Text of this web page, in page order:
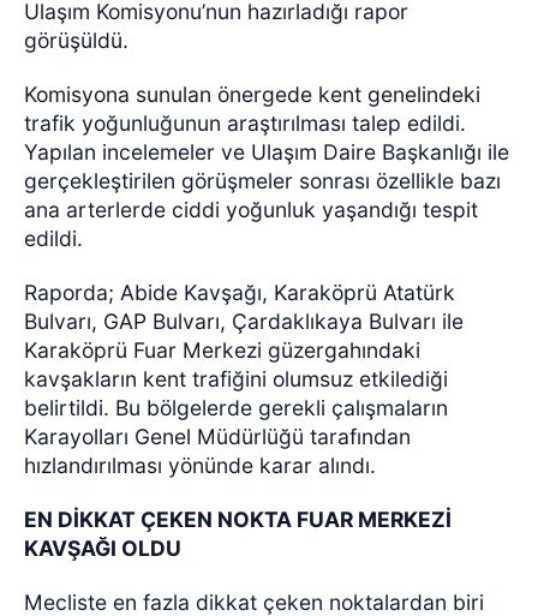
Ulaşım Komisyonu’nun hazırladığı rapor
görüşüldü.
Komisyona sunulan önergede kent genelindeki
trafik yoğunluğunun araştırılması talep edildi.
Yapılan incelemeler ve Ulaşım Daire Başkanlığı ile
gerçekleştirilen görüşmeler sonrası özellikle bazı
ana arterlerde ciddi yoğunluk yaşandığı tespit
edildi.
Raporda; Abide Kavşağı, Karaköprü Atatürk
Bulvarı, GAP Bulvarı, Çardaklıkaya Bulvarı ile
Karaköprü Fuar Merkezi güzergahındaki
kavşakların kent trafiğini olumsuz etkilediği
belirtildi. Bu bölgelerde gerekli çalışmaların
Karayolları Genel Müdürlüğü tarafından
hızlandırılması yönünde karar alındı.
EN DİKKAT ÇEKEN NOKTA FUAR MERKEZİ
KAVŞAĞI OLDU
Mecliste en fazla dikkat çeken noktalardan biri